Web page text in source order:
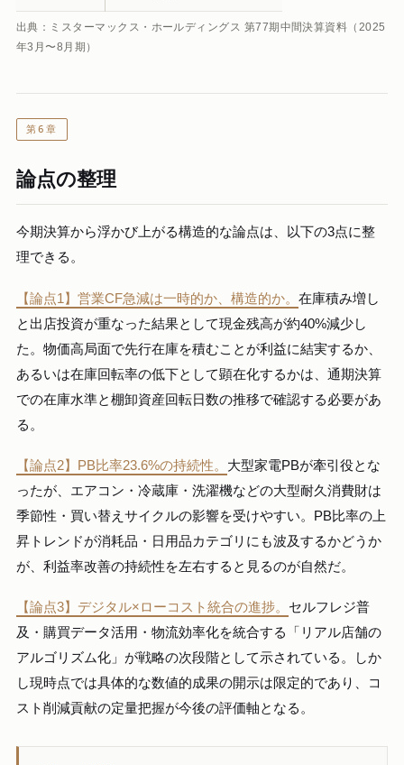
出典：ミスターマックス・ホールディングス 第77期中間決算資料（2025
年3月〜8月期）
第6章
論点の整理
今期決算から浮かび上がる構造的な論点は、以下の3点に整
理できる。
【論点1】営業CF急減は一時的か、構造的か。 在庫積み増し
と出店投資が重なった結果として現金残高が約40%減少し
た。物価高局面で先行在庫を積むことが利益に結実するか、
あるいは在庫回転率の低下として顕在化するかは、通期決算
での在庫水準と棚卸資産回転日数の推移で確認する必要があ
る。
【論点2】PB比率23.6%の持続性。 大型家電PBが牽引役とな
ったが、エアコン・冷蔵庫・洗濯機などの大型耐久消費財は
季節性・買い替えサイクルの影響を受けやすい。PB比率の上
昇トレンドが消耗品・日用品カテゴリにも波及するかどうか
が、利益率改善の持続性を左右すると見るのが自然だ。
【論点3】デジタル×ローコスト統合の進捗。 セルフレジ普
及・購買データ活用・物流効率化を統合する「リアル店舗の
アルゴリズム化」が戦略の次段階として示されている。しか
し現時点では具体的な数値的成果の開示は限定的であり、コ
スト削減貢献の定量把握が今後の評価軸となる。